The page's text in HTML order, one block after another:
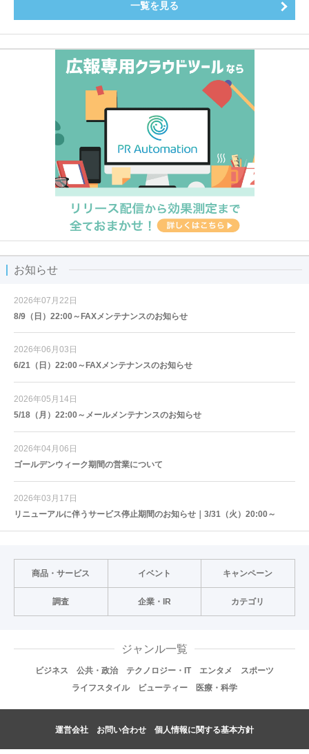
一覧を見る
お知らせ
2026年07月22日
8/9（日）22:00～FAXメンテナンスのお知らせ
2026年06月03日
6/21（日）22:00～FAXメンテナンスのお知らせ
2026年05月14日
5/18（月）22:00～メールメンテナンスのお知らせ
2026年04月06日
ゴールデンウィーク期間の営業について
2026年03月17日
リニューアルに伴うサービス停止期間のお知らせ｜3/31（火）20:00～
商品・サービス イベント キャンペーン
調査 企業・IR カテゴリ
ジャンル一覧
ビジネス 公共・政治 テクノロジー・IT エンタメ
スポーツ
ライフスタイル
ビューティー 医療・科学
運営会社 お問い合わせ 個人情報に関する基本方針